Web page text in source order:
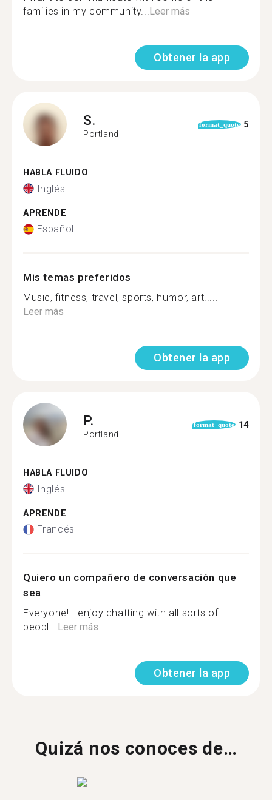
families in my community...Leer más
Obtener la app
S.
Portland
format_quote 5
HABLA FLUIDO
Inglés
APRENDE
Español
Mis temas preferidos
Music, fitness, travel, sports, humor, art.....
Leer más
Obtener la app
P.
Portland
format_quote 14
HABLA FLUIDO
Inglés
APRENDE
Francés
Quiero un compañero de conversación que
sea
Everyone! I enjoy chatting with all sorts of
peopl...Leer más
Obtener la app
Quizá nos conoces de…